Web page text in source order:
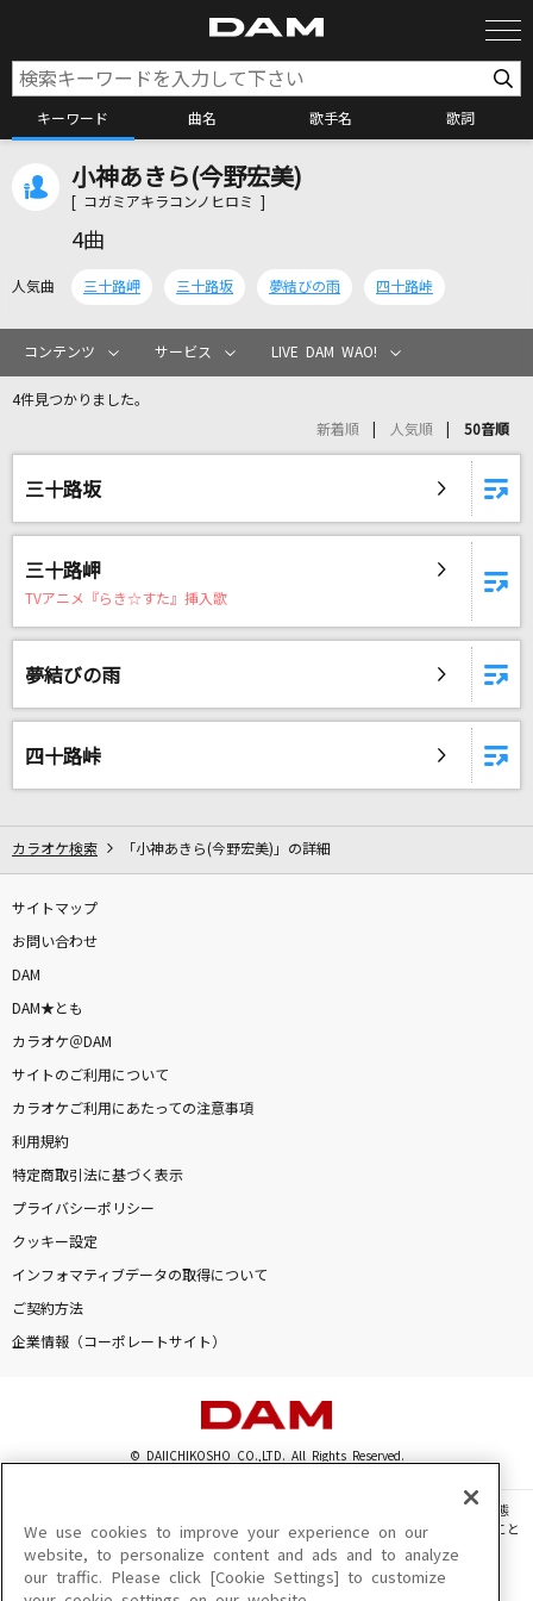
キーワード 曲名 歌手名 歌詞
カラオケ検索
カラオケリクエスト
おあいこ
ハナレグミ
Fever -Japanese Ver.-
CHANGMIN from 東方神起
灰色と青(+菅田将暉)
米津玄師
tuki.
Lemon
米津玄師
[生音]未来予想図Ⅱ
DREAMS COME TRUE
Xanadu -DDR Version- [ザナドゥ]
OLIVIAPROJECT
ドラマツルギー
カラオケ最新情報をチェック！
小神あきら(今野宏美)
[ コガミアキラコンノヒロミ ]
4曲
人気曲 三十路岬 三十路坂 夢結びの雨 四十路峠
コンテンツ サービス LIVE DAM WAO!
4件見つかりました。
新着順 人気順 50音順
三十路坂
三十路岬
TVアニメ『らき☆すた』挿入歌
夢結びの雨
四十路峠
カラオケ検索 「小神あきら(今野宏美)」の詳細
サイトマップ
お問い合わせ
DAM
DAM★とも
カラオケ＠DAM
サイトのご利用について
カラオケご利用にあたっての注意事項
利用規約
特定商取引法に基づく表示
プライバシーポリシー
クッキー設定
インフォマティブデータの取得について
ご契約方法
企業情報（コーポレートサイト）
© DAIICHIKOSHO CO.,LTD. All Rights Reserved.
このサイトに掲載されている一切の文章・画像・写真・動画・音声等を、手段や形態
を問わず、著作権法の定める範囲を超えて無断で複製、転載、ファイル化などすること
を禁じます。
楽曲及びコンテンツは、機種によりご利用いただけない場合があります。
We use cookies to improve your experience on our
website, to personalize content and ads and to analyze
our traffic. Please click [Cookie Settings] to customize